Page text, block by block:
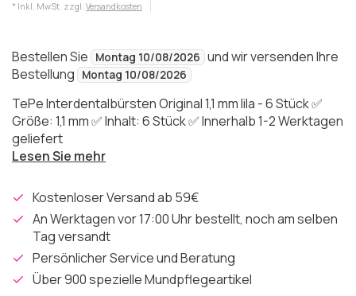
* Inkl. MwSt. zzgl. Versandkosten
Bestellen Sie Montag 10/08/2026 und wir versenden Ihre
Bestellung
Montag 10/08/2026
TePe Interdentalbürsten Original 1,1 mm lila - 6 Stück ✅
Größe: 1,1 mm ✅ Inhalt: 6 Stück ✅ Innerhalb 1-2 Werktagen
geliefert
Lesen Sie mehr
Kostenloser Versand ab 59€
An Werktagen vor 17:00 Uhr bestellt, noch am selben
Tag versandt
Persönlicher Service und Beratung
Über 900 spezielle Mundpflegeartikel